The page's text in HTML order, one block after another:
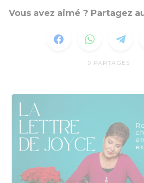
Vous avez aimé ? Partagez
9 PARTAGES